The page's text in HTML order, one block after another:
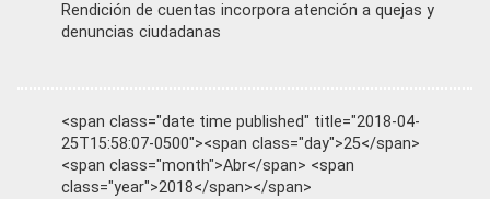
Rendición de cuentas incorpora atención a quejas y
denuncias ciudadanas
<span class="date time published" title="2018-04-
25T15:58:07-0500"><span class="day">25</span>
<span class="month">Abr</span> <span
class="year">2018</span></span>